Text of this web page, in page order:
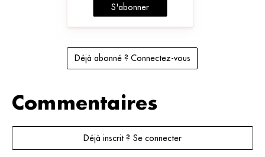
S'abonner
Déjà abonné ? Connectez-vous
Commentaires
Déjà inscrit ? Se connecter